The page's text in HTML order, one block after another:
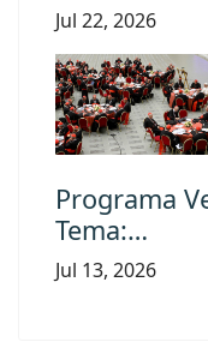
Jul 22, 2026
Programa
Tema:…
Jul 13, 2026